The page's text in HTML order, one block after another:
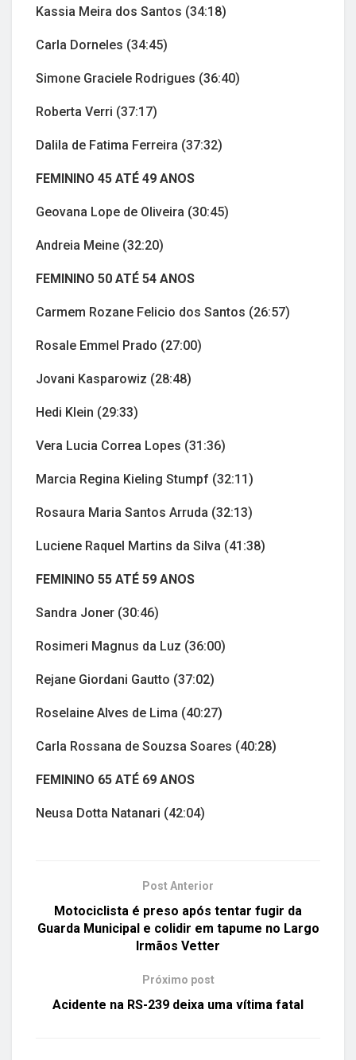
Kassia Meira dos Santos (34:18)
Carla Dorneles (34:45)
Simone Graciele Rodrigues (36:40)
Roberta Verri (37:17)
Dalila de Fatima Ferreira (37:32)
FEMININO 45 ATÉ 49 ANOS
Geovana Lope de Oliveira (30:45)
Andreia Meine (32:20)
FEMININO 50 ATÉ 54 ANOS
Carmem Rozane Felicio dos Santos (26:57)
Rosale Emmel Prado (27:00)
Jovani Kasparowiz (28:48)
Hedi Klein (29:33)
Vera Lucia Correa Lopes (31:36)
Marcia Regina Kieling Stumpf (32:11)
Rosaura Maria Santos Arruda (32:13)
Luciene Raquel Martins da Silva (41:38)
FEMININO 55 ATÉ 59 ANOS
Sandra Joner (30:46)
Rosimeri Magnus da Luz (36:00)
Rejane Giordani Gautto (37:02)
Roselaine Alves de Lima (40:27)
Carla Rossana de Souzsa Soares (40:28)
FEMININO 65 ATÉ 69 ANOS
Neusa Dotta Natanari (42:04)
Post Anterior
Motociclista é preso após tentar fugir da
Guarda Municipal e colidir em tapume no Largo
Irmãos Vetter
Próximo post
Acidente na RS-239 deixa uma vítima fatal